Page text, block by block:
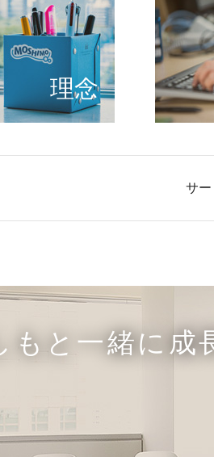
理念
個のチ
もしもが描く未
サ
もと一緒に成